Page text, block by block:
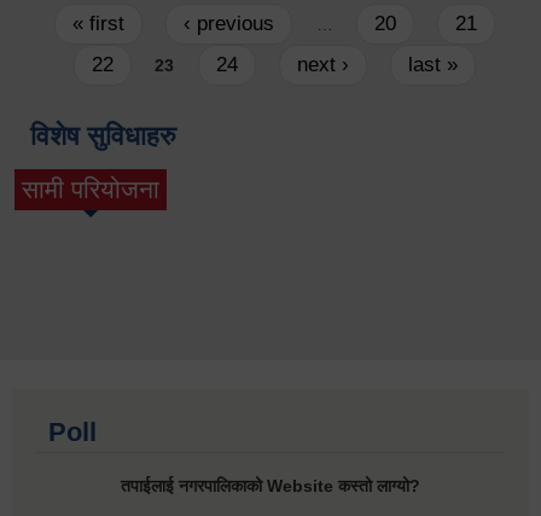
Pages
« first ‹ previous 20
21
22
23 24 next › last »
विशेष सुविधाहरु
सामी परियोजना
(active tab)
Poll
तपाईलाई नगरपालिकाको Website कस्तो लाग्यो?